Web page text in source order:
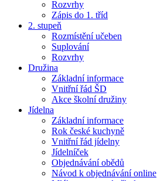
Rozvrhy
Zápis do 1. tříd
2. stupeň
Rozmístění učeben
Suplování
Rozvrhy
Družina
Základní informace
Vnitřní řád ŠD
Akce školní družiny
Jídelna
Základní informace
Rok české kuchyně
Vnitřní řád jídelny
Jídelníček
Objednávání obědů
Návod k objednávání online